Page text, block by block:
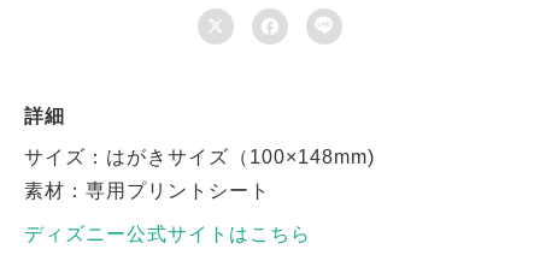
  
詳細
サイズ：はがきサイズ（100×148mm)
素材：専用プリントシート
ディズニー公式サイトはこちら